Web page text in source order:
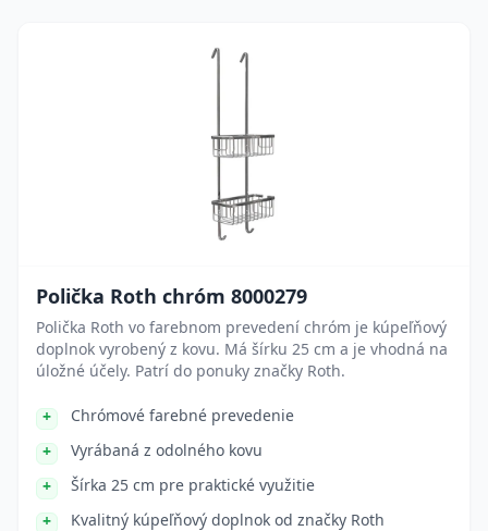
Polička Roth chróm 8000279
Polička Roth vo farebnom prevedení chróm je kúpeľňový
doplnok vyrobený z kovu. Má šírku 25 cm a je vhodná na
úložné účely. Patrí do ponuky značky Roth.
Chrómové farebné prevedenie
Vyrábaná z odolného kovu
Šírka 25 cm pre praktické využitie
Kvalitný kúpeľňový doplnok od značky Roth